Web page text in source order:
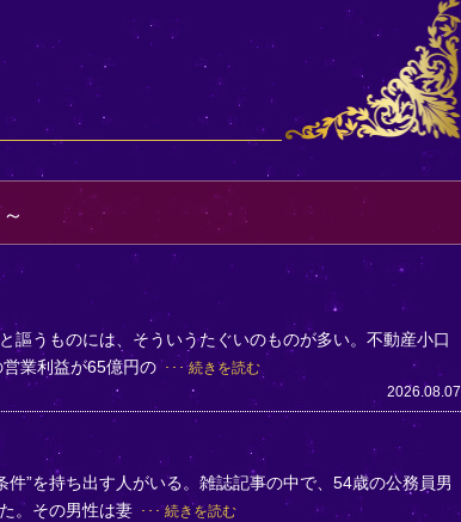
謳うものには、そういうたぐいのものが多い。不動産小口
業利益が65億円の
続きを読む
2026.08.07
”を持ち出す人がいる。雑誌記事の中で、54歳の公務員男
。その男性は妻
続きを読む